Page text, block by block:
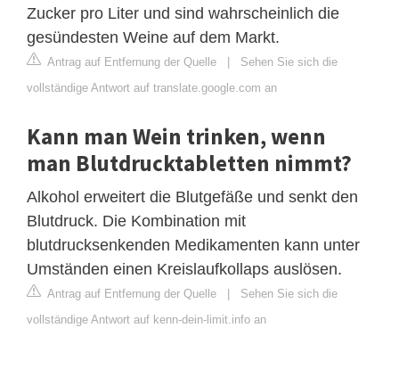
Zucker pro Liter und sind wahrscheinlich die
gesündesten Weine auf dem Markt.
Antrag auf Entfernung der Quelle | Sehen Sie sich die
vollständige Antwort auf translate.google.com an
Kann man Wein trinken, wenn
man Blutdrucktabletten nimmt?
Alkohol erweitert die Blutgefäße und senkt den
Blutdruck. Die Kombination mit
blutdrucksenkenden Medikamenten kann unter
Umständen einen Kreislaufkollaps auslösen.
Antrag auf Entfernung der Quelle | Sehen Sie sich die
vollständige Antwort auf kenn-dein-limit.info an